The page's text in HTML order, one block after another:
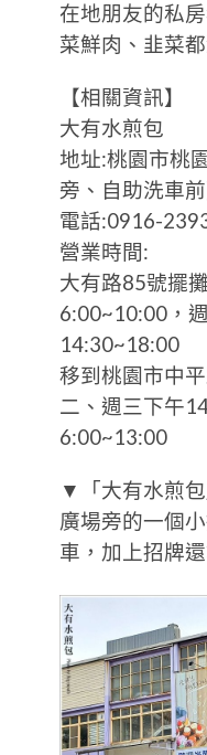
在地朋友的私
菜鮮肉、韭菜
【相關資訊】
大有水煎包
地址:桃園市桃
旁、自助洗車
電話:0916-
營業時間:
大有路85號擺
6:00~10:00，
14:30~18:00
移到桃園市中
二、週三下午
6:00~13:00
▼「大有水煎
廣場旁的一個
車，加上招牌